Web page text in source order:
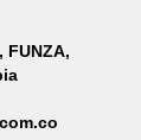
FUNZA,